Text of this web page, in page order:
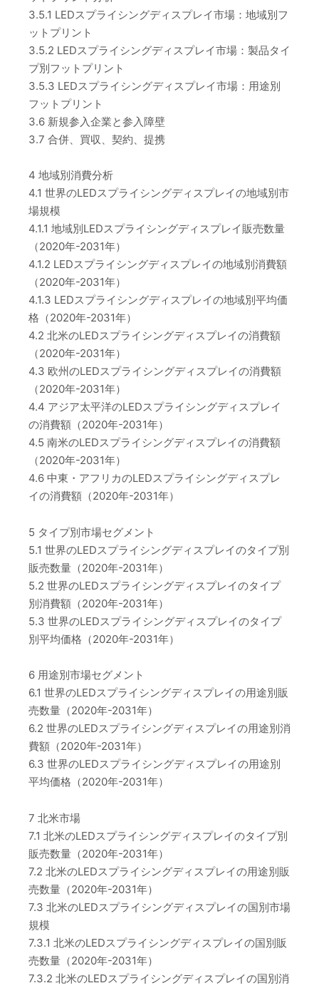
3.5.1 LEDスプライシングディスプレイ市場：地域別フ
ットプリント
3.5.2 LEDスプライシングディスプレイ市場：製品タイ
プ別フットプリント
3.5.3 LEDスプライシングディスプレイ市場：用途別
フットプリント
3.6 新規参入企業と参入障壁
3.7 合併、買収、契約、提携
4 地域別消費分析
4.1 世界のLEDスプライシングディスプレイの地域別市
場規模
4.1.1 地域別LEDスプライシングディスプレイ販売数量
（2020年-2031年）
4.1.2 LEDスプライシングディスプレイの地域別消費額
（2020年-2031年）
4.1.3 LEDスプライシングディスプレイの地域別平均価
格（2020年-2031年）
4.2 北米のLEDスプライシングディスプレイの消費額
（2020年-2031年）
4.3 欧州のLEDスプライシングディスプレイの消費額
（2020年-2031年）
4.4 アジア太平洋のLEDスプライシングディスプレイ
の消費額（2020年-2031年）
4.5 南米のLEDスプライシングディスプレイの消費額
（2020年-2031年）
4.6 中東・アフリカのLEDスプライシングディスプレ
イの消費額（2020年-2031年）
5 タイプ別市場セグメント
5.1 世界のLEDスプライシングディスプレイのタイプ別
販売数量（2020年-2031年）
5.2 世界のLEDスプライシングディスプレイのタイプ
別消費額（2020年-2031年）
5.3 世界のLEDスプライシングディスプレイのタイプ
別平均価格（2020年-2031年）
6 用途別市場セグメント
6.1 世界のLEDスプライシングディスプレイの用途別販
売数量（2020年-2031年）
6.2 世界のLEDスプライシングディスプレイの用途別消
費額（2020年-2031年）
6.3 世界のLEDスプライシングディスプレイの用途別
平均価格（2020年-2031年）
7 北米市場
7.1 北米のLEDスプライシングディスプレイのタイプ別
販売数量（2020年-2031年）
7.2 北米のLEDスプライシングディスプレイの用途別販
売数量（2020年-2031年）
7.3 北米のLEDスプライシングディスプレイの国別市場
規模
7.3.1 北米のLEDスプライシングディスプレイの国別販
売数量（2020年-2031年）
7.3.2 北米のLEDスプライシングディスプレイの国別消